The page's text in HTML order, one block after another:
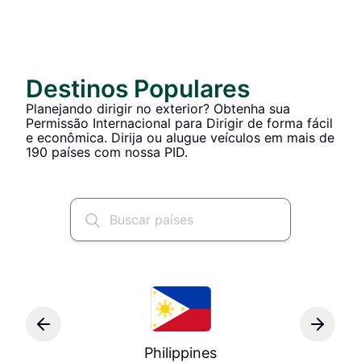
Destinos Populares
Planejando dirigir no exterior? Obtenha sua
Permissão Internacional para Dirigir de forma fácil
e econômica. Dirija ou alugue veículos em mais de
190 países com nossa PID.
Philippines